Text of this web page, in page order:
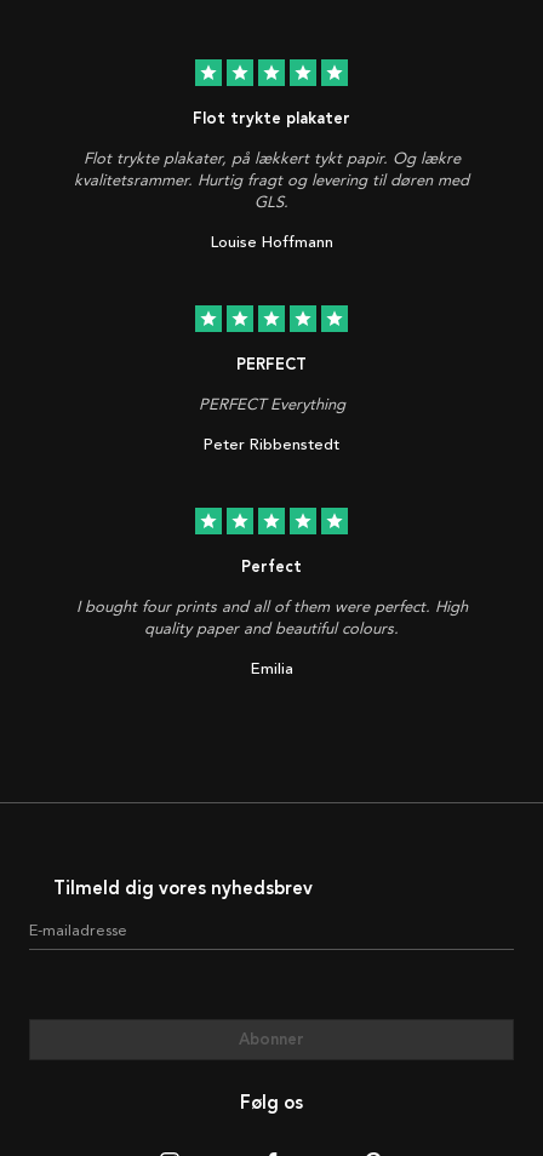
star star star star star
Flot trykte plakater
Flot trykte plakater, på lækkert tykt papir. Og lækre
kvalitetsrammer. Hurtig fragt og levering til døren med
GLS.
Louise Hoffmann
star star star star star
PERFECT
PERFECT Everything
Peter Ribbenstedt
star star star star star
Perfect
I bought four prints and all of them were perfect. High
quality paper and beautiful colours.
Emilia
Tilmeld dig vores nyhedsbrev
E-mailadresse
Abonner
Følg os